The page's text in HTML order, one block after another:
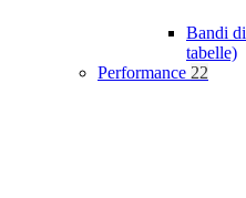
Bandi
tabelle)
Performance 22